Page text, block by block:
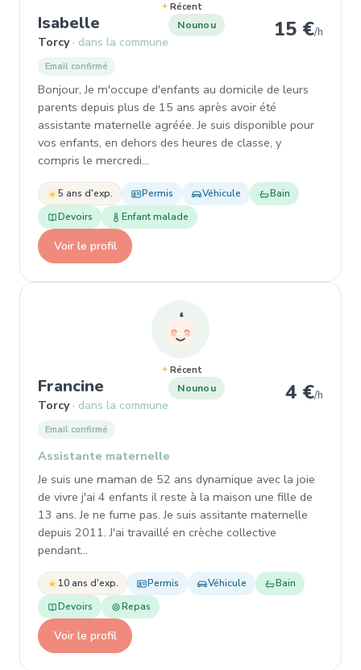
Récent
Isabelle , Nounou à Torcy
Torcy dans la commune
Nounou 15 €/h
Email confirmé
Bonjour, Je m'occupe d'enfants au domicile de leurs
parents depuis plus de 15 ans après avoir été
assistante maternelle agréée. Je suis disponible pour
vos enfants, en dehors des heures de classe, y
compris le mercredi…
5 ans d'exp. Permis Véhicule
Bain
Devoirs
Enfant malade
Voir le profil
Récent
Francine , Nounou à Torcy
Torcy dans la commune
Nounou 4 €/h
Email confirmé
Assistante maternelle
Je suis une maman de 52 ans dynamique avec la joie
de vivre j'ai 4 enfants il reste à la maison une fille de
13 ans. Je ne fume pas. Je suis assitante maternelle
depuis 2011. J'ai travaillé en crèche collective
pendant…
10 ans d'exp. Permis Véhicule
Bain
Devoirs
Repas
Voir le profil